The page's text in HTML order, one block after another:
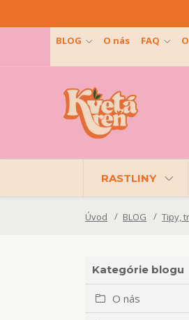
BLOG O nás FAQ
RASTLINY
Úvod BLOG Tipy,
Kategórie blogu
O nás